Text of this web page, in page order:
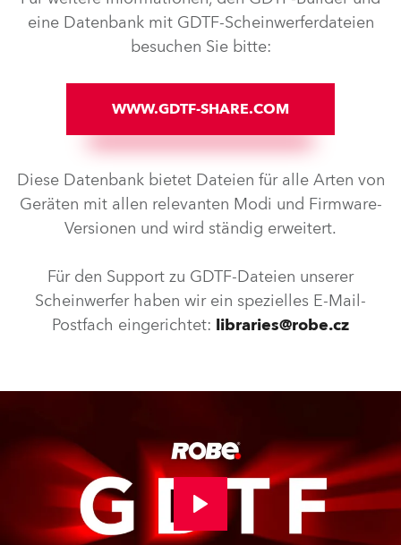
eine Datenbank mit GDTF-Scheinwerferdateien
besuchen Sie bitte:
WWW.GDTF-SHARE.COM
Diese Datenbank bietet Dateien für alle Arten von
Geräten mit allen relevanten Modi und Firmware-
Versionen und wird ständig erweitert.
Für den Support zu GDTF-Dateien unserer
Scheinwerfer haben wir ein spezielles E-Mail-
Postfach eingerichtet: libraries@robe.cz